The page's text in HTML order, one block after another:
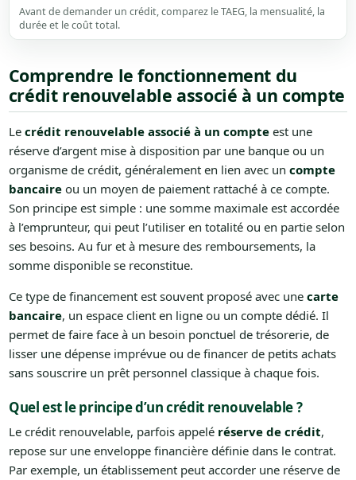
Avant de demander un crédit, comparez le TAEG, la mensualité, la
durée et le coût total.
Comprendre le fonctionnement du
crédit renouvelable associé à un compte
Le crédit renouvelable associé à un compteest une
réserve d’argent mise à disposition par une banque ou un
organisme de crédit, généralement en lien avec un compte
bancaireou un moyen de paiement rattaché à ce compte.
Son principe est simple : une somme maximale est accordée
à l’emprunteur, qui peut l’utiliser en totalité ou en partie selon
ses besoins. Au fur et à mesure des remboursements, la
somme disponible se reconstitue.
Ce type de financement est souvent proposé avec une carte
bancaire, un espace client en ligne ou un compte dédié. Il
permet de faire face à un besoin ponctuel de trésorerie, de
lisser une dépense imprévue ou de financer de petits achats
sans souscrire un prêt personnel classique à chaque fois.
Quel est le principe d’un crédit renouvelable ?
Le crédit renouvelable, parfois appelé réserve de crédit,
repose sur une enveloppe financière définie dans le contrat.
Par exemple, un établissement peut accorder une réserve de